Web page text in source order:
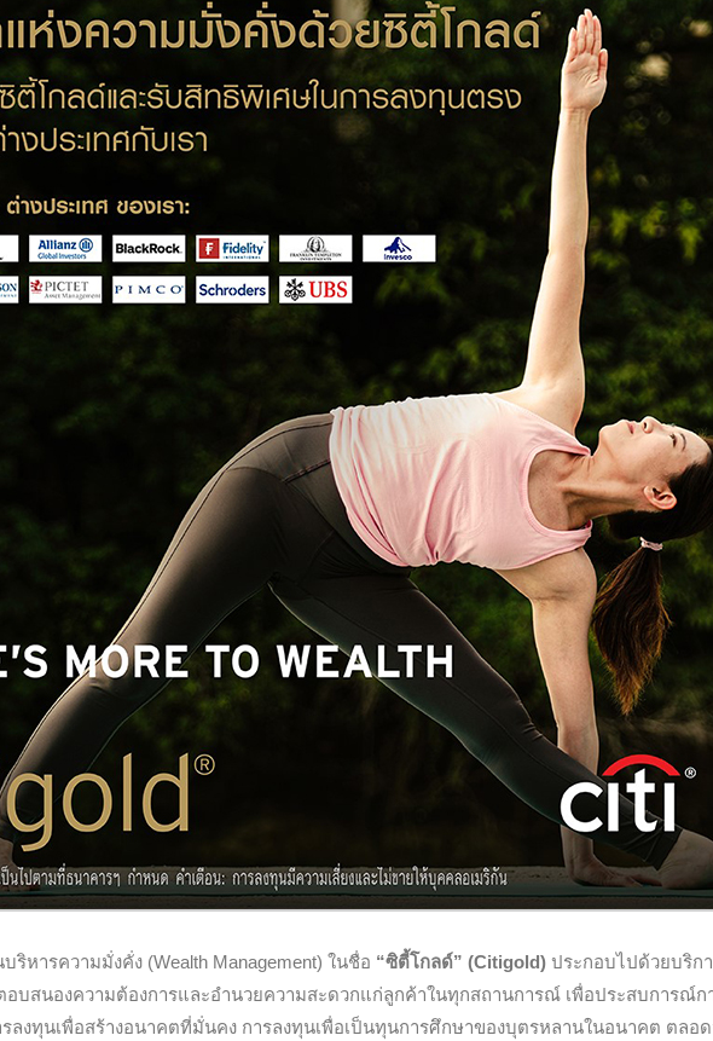
ริหารความมั่งคั่ง (Wealth Management) ในชื่อ “ซิตี้โกลด์” (Citigold) ประกอบไปด้วยบริก
อบสนองความต้องการและอำนวยความสะดวกแก่ลูกค้าในทุกสถานการณ์ เพื่อประสบการณ์ก
ลงทุนเพื่อสร้างอนาคตที่มั่นคง การลงทุนเพื่อเป็นทุนการศึกษาของบุตรหลานในอนาคต ตลอ